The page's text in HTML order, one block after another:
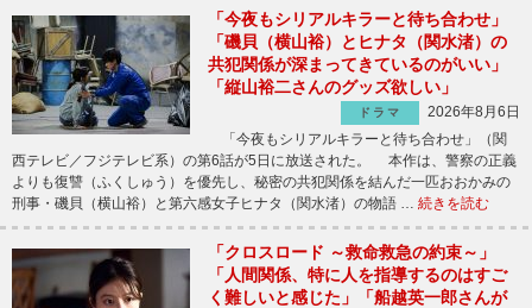
「今夜もシリアルキラーと待ち合わせ」
「磯貝（横山裕）とヒナタ（関水渚）の
共犯関係が深まってきているのがいい」
「縦山裕二さんのグッズ欲しい」
ドラマ
2026年8月6日
「今夜もシリアルキラーと待ち合わせ」（関
西テレビ／フジテレビ系）の第6話が5日に放送された。 本作は、警察の正義
よりも復讐（ふくしゅう）を優先し、秘密の共犯関係を結んだ一匹おおかみの
刑事・磯貝（横山裕）と第六感女子ヒナタ（関水渚）の物語 … 続きを読む
「クロスロード ～救命救急の約束～」
「人間関係、特に人を指導するのはすご
く難しいと感じた」「船越英一郎さんが